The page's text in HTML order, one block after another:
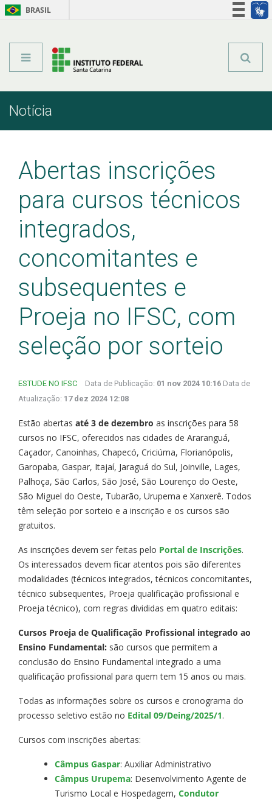
BRASIL
NotíciaInício
Abertas inscrições
para cursos técnicos
integrados,
concomitantes e
subsequentes e
Proeja no IFSC, com
seleção por sorteio
ESTUDE NO IFSC Data de Publicação: 01 nov 2024 10:16 Data de
Atualização: 17 dez 2024 12:08
Estão abertas até 3 de dezembro as inscrições para 58
cursos no IFSC, oferecidos nas cidades de Araranguá,
Caçador, Canoinhas, Chapecó, Criciúma, Florianópolis,
Garopaba, Gaspar, Itajaí, Jaraguá do Sul, Joinville, Lages,
Palhoça, São Carlos, São José, São Lourenço do Oeste,
São Miguel do Oeste, Tubarão, Urupema e Xanxerê. Todos
têm seleção por sorteio e a inscrição e os cursos são
gratuitos.
As inscrições devem ser feitas pelo Portal de Inscrições.
Os interessados devem ficar atentos pois são diferentes
modalidades (técnicos integrados, técnicos concomitantes,
técnico subsequentes, Proeja qualificação profissional e
Proeja técnico), com regras divididas em quatro editais:
Cursos Proeja de Qualificação Profissional integrado ao
Ensino Fundamental: são cursos que permitem a
conclusão do Ensino Fundamental integrado a uma
qualificação profissional para quem tem 15 anos ou mais.
Todas as informações sobre os cursos e cronograma do
processo seletivo estão no Edital 09/Deing/2025/1.
Cursos com inscrições abertas:
Câmpus Gaspar: Auxiliar Administrativo
Câmpus Urupema: Desenvolvimento Agente de
Turismo Local e Hospedagem, Condutor